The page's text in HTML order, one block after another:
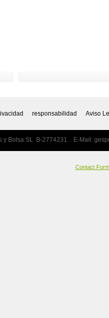
responsabilidad Aviso
y Bolsa SL B-2774231 E-Mail:
Contact Form